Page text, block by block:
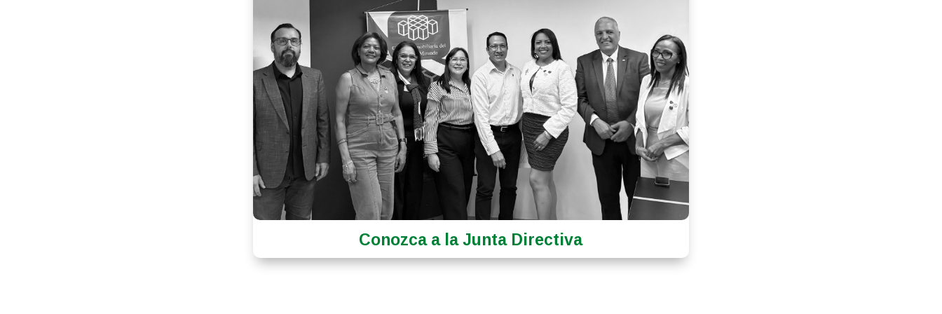
Conozca a la Junta Directiva